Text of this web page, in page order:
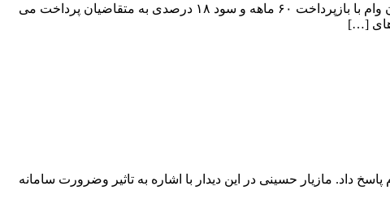
مدیرعامل یک شرکت داخلی از نوسازی ۲۰۰۰ اتوبوس فرسوده تهران و البرز با مینی‌بوس خبر داد و گفت:‌ برای این کار ۸۰میلیون تومان وام با بازپرداخت ۶۰ ماهه و سود ۱۸ درصدی به متقاضیان پرداخت می
[…]
پیدا کرده و به سوالات و دغدغه های مردم پاسخ داد. مازیار حسینی در این دیدار با اشاره به تاثیر وضرورت سامانه